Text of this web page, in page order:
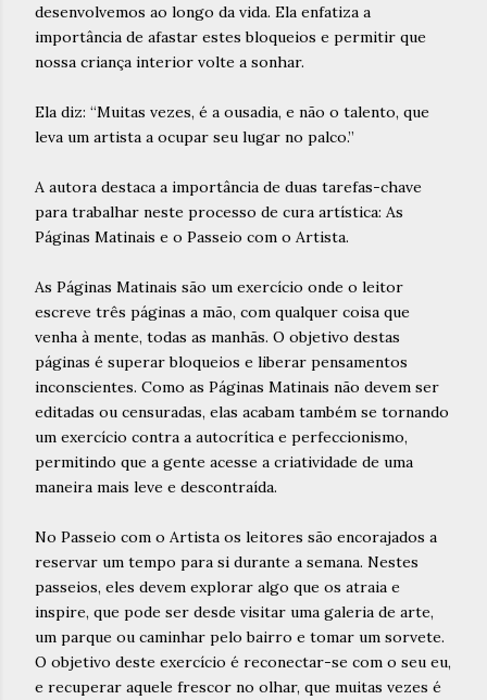
desenvolvemos ao longo da vida. Ela enfatiza a
importância de afastar estes bloqueios e permitir que
nossa criança interior volte a sonhar.
Ela diz: “Muitas vezes, é a ousadia, e não o talento, que
leva um artista a ocupar seu lugar no palco.”
A autora destaca a importância de duas tarefas-chave
para trabalhar neste processo de cura artística: As
Páginas Matinais e o Passeio com o Artista.
As Páginas Matinais são um exercício onde o leitor
escreve três páginas a mão, com qualquer coisa que
venha à mente, todas as manhãs. O objetivo destas
páginas é superar bloqueios e liberar pensamentos
inconscientes. Como as Páginas Matinais não devem ser
editadas ou censuradas, elas acabam também se tornando
um exercício contra a autocrítica e perfeccionismo,
permitindo que a gente acesse a criatividade de uma
maneira mais leve e descontraída.
No Passeio com o Artista os leitores são encorajados a
reservar um tempo para si durante a semana. Nestes
passeios, eles devem explorar algo que os atraia e
inspire, que pode ser desde visitar uma galeria de arte,
um parque ou caminhar pelo bairro e tomar um sorvete.
O objetivo deste exercício é reconectar-se com o seu eu,
e recuperar aquele frescor no olhar, que muitas vezes é